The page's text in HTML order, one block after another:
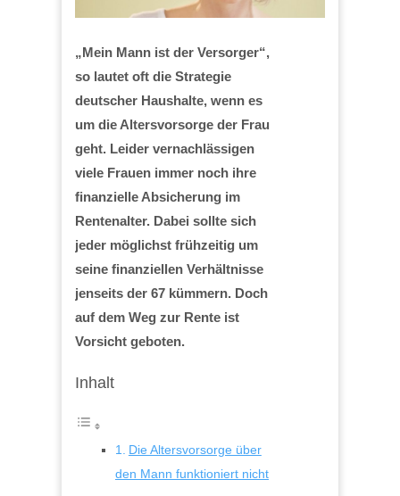
„Mein Mann ist der Versorger“,
so lautet oft die Strategie
deutscher Haushalte, wenn es
um die Altersvorsorge der Frau
geht. Leider vernachlässigen
viele Frauen immer noch ihre
finanzielle Absicherung im
Rentenalter. Dabei sollte sich
jeder möglichst frühzeitig um
seine finanziellen Verhältnisse
jenseits der 67 kümmern. Doch
auf dem Weg zur Rente ist
Vorsicht geboten.
Inhalt
Die Altersvorsorge über
den Mann funktioniert nicht